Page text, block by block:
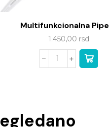
Multifunkcionalna
1.450,00 rsd